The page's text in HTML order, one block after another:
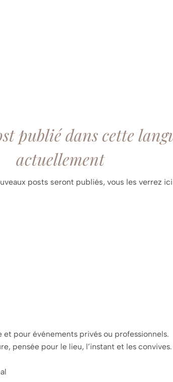
publié dans cette
actuellement
posts seront publiés, vous les verrez
pour événements privés ou professionnels.
pensée pour le lieu, l’instant et les convives.